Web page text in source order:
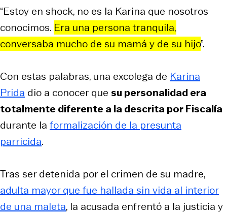
“Estoy en shock, no es la Karina que nosotros
conocimos. Era una persona tranquila,
conversaba mucho de su mamá y de su hijo”.
Con estas palabras, una excolega de Karina
Prida dio a conocer que su personalidad era
totalmente diferente a la descrita por Fiscalía
durante la formalización de la presunta
parricida.
Tras ser detenida por el crimen de su madre,
adulta mayor que fue hallada sin vida al interior
de una maleta, la acusada enfrentó a la justicia y